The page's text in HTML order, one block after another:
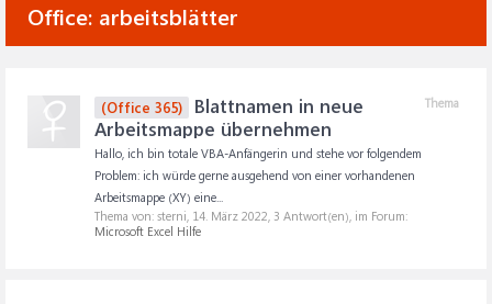
Office: arbeitsblätter
Thema
(Office 365)
Blattnamen in neue
Arbeitsmappe übernehmen
Hallo, ich bin totale VBA-Anfängerin und stehe vor folgendem
Problem: ich würde gerne ausgehend von einer vorhandenen
Arbeitsmappe (XY) eine...
Thema von: sterni, 14. März 2022, 3 Antwort(en), im Forum:
Microsoft Excel Hilfe